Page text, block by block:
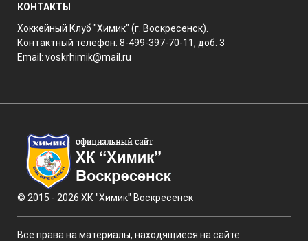
КОНТАКТЫ
Хоккейный Клуб "Химик" (г. Воскресенск).
Контактный телефон: 8-499-397-70-11, доб. 3
Email: voskrhimik@mail.ru
© 2015 - 2026 ХК "Химик" Воскресенск
Все права на материалы, находящиеся на сайте